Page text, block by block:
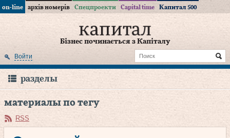
on-line архів номерів Спецпроекти Capital time Капитал 500
Бізнес починається з Капіталу
Войти
разделы
материалы по тегу
RSS